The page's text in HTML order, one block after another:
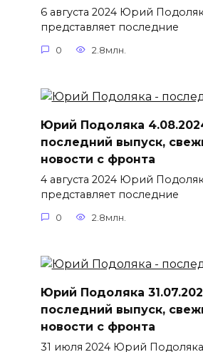
6 августа 2024 Юрий
представляет последние
0 2.8млн.
Юрий Подоляка
последний выпуск,
новости с фронта
4 августа 2024 Юрий
представляет последние
0 2.8млн.
Юрий Подоляка
последний выпуск,
новости с фронта
31 июля 2024 Юрий Подоляка